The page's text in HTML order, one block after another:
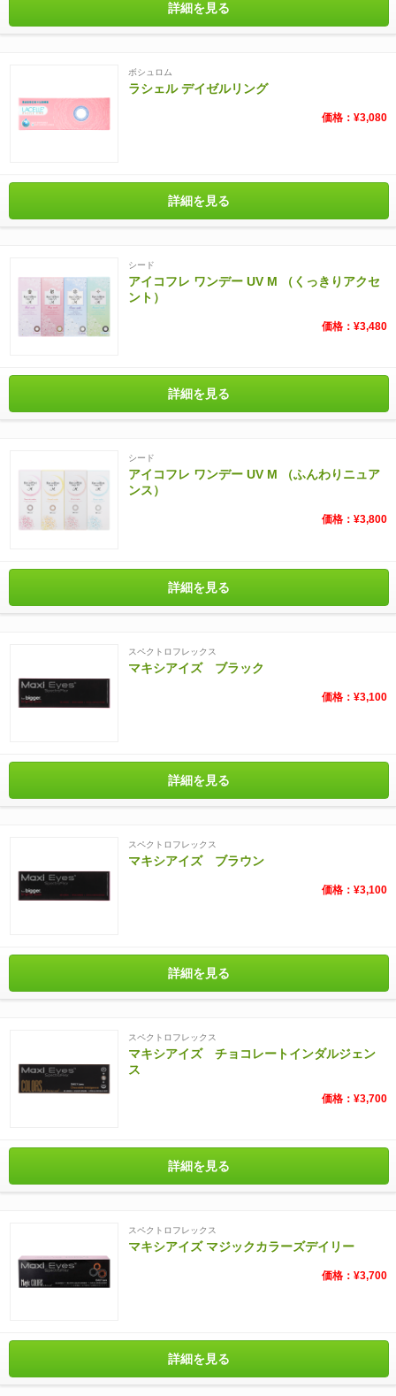
詳細を見る
ボシュロム
ラシェル デイゼルリング
価格：¥3,080
詳細を見る
シード
アイコフレ ワンデー UV M （くっきりアクセ
ント）
価格：¥3,480
詳細を見る
シード
アイコフレ ワンデー UV M （ふんわりニュア
ンス）
価格：¥3,800
詳細を見る
スペクトロフレックス
マキシアイズ ブラック
価格：¥3,100
詳細を見る
スペクトロフレックス
マキシアイズ ブラウン
価格：¥3,100
詳細を見る
スペクトロフレックス
マキシアイズ チョコレートインダルジェン
ス
価格：¥3,700
詳細を見る
スペクトロフレックス
マキシアイズ マジックカラーズデイリー
価格：¥3,700
詳細を見る